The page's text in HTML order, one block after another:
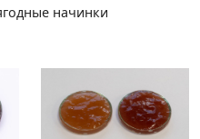
начинки